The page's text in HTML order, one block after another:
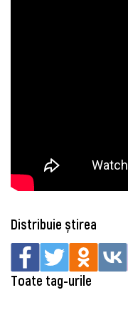
Distribuie știrea
Toate tag-urile